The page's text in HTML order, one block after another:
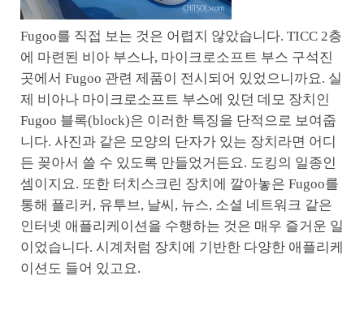
Fugoo를 직접 보는 것은 어렵지 않았습니다. TICC 2층
에 마련된 비아 부스나, 마이크로소프트 부스 구석진
곳에서 Fugoo 관련 제품이 전시되어 있었으니까요. 실
제 비아나 마이크로소프트 부스에 있던 데모 장치인
Fugoo 블록(block)은 이러한 특징을 단적으로 보여줍
니다. 사진과 같은 모양의 단자가 있는 장치라면 어디
든 꽂아서 쓸 수 있도록 만들었거든요. 도킹의 일종인
셈이지요. 또한 터치스크린 장치에 깔아놓은 Fugoo를
통해 플리커, 유투브, 날씨, 뉴스, 소셜 네트워크 같은
인터넷 애플리케이션을 수행하는 것은 매우 즐거운 일
이었습니다. 시계처럼 장치에 기반한 다양한 애플리케
이션도 들어 있고요.